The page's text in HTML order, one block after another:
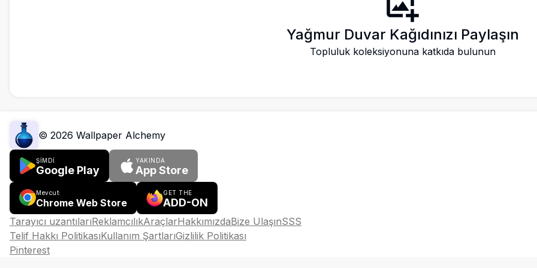
Yağmur Duvar Kağıdınızı Paylaşın
Topluluk koleksiyonuna katkıda bulunun
© 2026 Wallpaper Alchemy
ŞİMDİ
Google Play
YAKINDA
App Store
Mevcut:
Chrome Web Store
GET THE
ADD-ON
Tarayıcı uzantılarıReklamcılıkAraçlarHakkımızdaBize UlaşınSSS
Telif Hakkı PolitikasıKullanım ŞartlarıGizlilik Politikası
Pinterest